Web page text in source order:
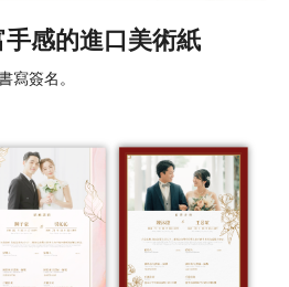
感的進口美術紙
寫簽名。